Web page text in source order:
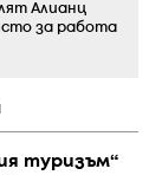
туризъм“
Алианц
за работа